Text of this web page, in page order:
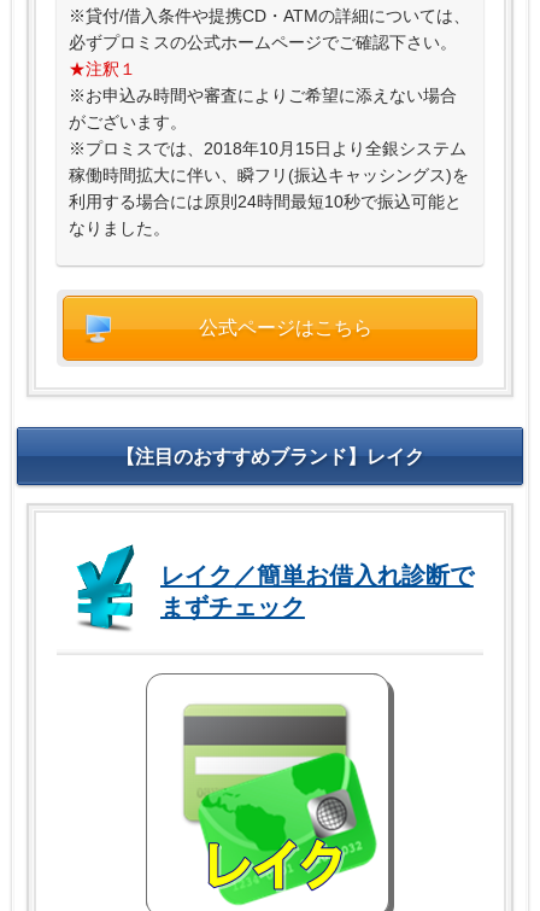
※貸付/借入条件や提携CD・ATMの詳細については、
必ずプロミスの公式ホームページでご確認下さい。
★注釈１
※お申込み時間や審査によりご希望に添えない場合
がございます。
※プロミスでは、2018年10月15日より全銀システム
稼働時間拡大に伴い、瞬フリ(振込キャッシングス)を
利用する場合には原則24時間最短10秒で振込可能と
なりました。
公式ページはこちら
【注目のおすすめブランド】レイク
レイク／簡単お借入れ診断で
まずチェック